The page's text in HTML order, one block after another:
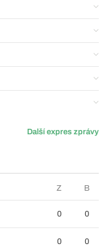
Další expres zprávy
Z B
0 0
0 0